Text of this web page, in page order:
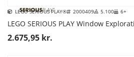
LEGO SERIOUS PLAY® 2000409 5.100 6+
LEGO SERIOUS PLAY Window
2.675,95 kr.